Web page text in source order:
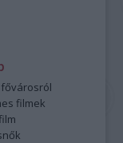
filmek